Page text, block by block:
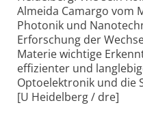
Almeida Camargo vom
Photonik und
Erforschung der
Materie wichtige
effizienter und
Optoelektronik und die
[U Heidelberg / dre]